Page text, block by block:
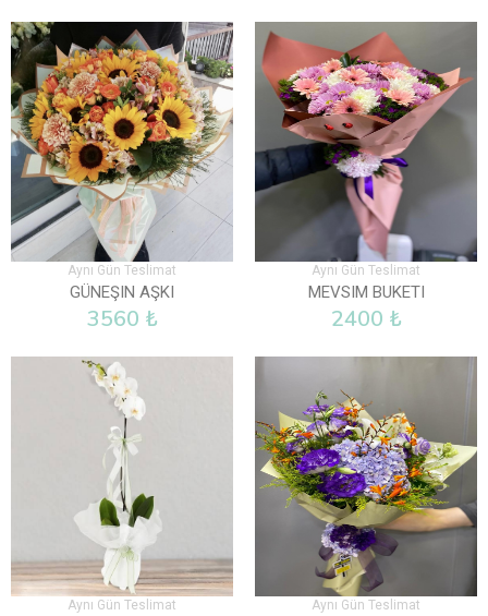
Aynı Gün Teslimat
GÜNEŞIN AŞKI
3560 ₺
Aynı Gün Teslimat
MEVSIM BUKETI
2400 ₺
Aynı Gün Teslimat Aynı Gün Teslimat